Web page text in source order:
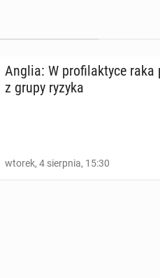
Anglia: W pro­fi­lak­ty­ce raka
z grupy ryzyka
wtorek, 4 sierpnia, 15:30